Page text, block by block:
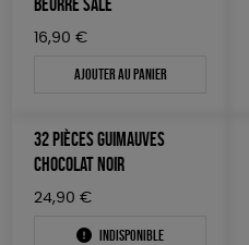
16,90 €
Ajouter au panier
32 PIÈCES GUIMAUVES
CHOCOLAT NOIR
24,90 €
Indisponible